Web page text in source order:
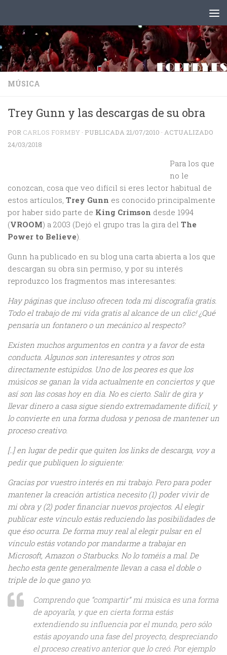
MÚSICA
Trey Gunn y las descargas de su obra
POR CARLOS FORMBY · PUBLICADA 21/07/2010 · ACTUALIZADO
24/03/2018
Para los que
no le
conozcan, cosa que veo difícil si eres lector habitual de
estos artículos, Trey Gunn es conocido principalmente
por haber sido parte de King Crimson desde 1994
(VROOM) a 2003 (Dejó el grupo tras la gira del The
Power to Believe).
Gunn ha publicado en su blog una carta abierta a los que
descargan su obra sin permiso, y por su interés
reproduzco los fragmentos mas interesantes:
Hay páginas que incluso ofrecen toda mi discografía gratis.
Todo el trabajo de mi vida gratis al alcance de un clic! ¿Qué
pensaría un fontanero o un mecánico al respecto?
Existen muchos argumentos en contra y a favor de esta
conducta. Algunos son interesantes y otros son
directamente estúpidos. Uno de los peores es que los
músicos se ganan la vida actualmente en conciertos y que
así son las cosas hoy en dia. No es cierto. Salir de gira y
llevar dinero a casa sigue siendo extremadamente difícil, y
lo convierte en una forma dudosa y penosa de mantener un
proceso creativo.
[..] en lugar de pedir que quiten los links de descarga, voy a
pedir que publiquen lo siguiente:
Gracias por vuestro interés en mi trabajo. Pero para poder
mantener la creación artística necesito (1) poder vivir de
mi obra y (2) poder financiar nuevos projectos. Al elegir
publicar este vínculo estás reduciendo las posibilidades de
que éso ocurra. De forma muy real al elegir pulsar en el
vínculo estás votando por mandarme a trabajar en
Microsoft, Amazon o Starbucks. No lo toméis a mal. De
hecho esta gente generalmente llevan a casa el doble o
triple de lo que gano yo.
Comprendo que “compartir” mi música es una forma
de apoyarla, y que en cierta forma estás
extendiendo su influencia por el mundo, pero sólo
estás apoyando una fase del proyecto, despreciando
el proceso creativo anterior que lo creó. Por ejemplo